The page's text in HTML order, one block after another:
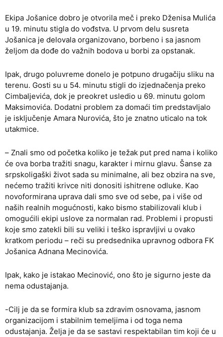
Ekipa Jošanice dobro je otvorila meč i preko Dženisa Mulića
u 19. minutu stigla do vođstva. U prvom delu susreta
Jošanica je delovala organizovano, borbeno i sa jasnom
željom da dođe do važnih bodova u borbi za opstanak.
Ipak, drugo poluvreme donelo je potpuno drugačiju sliku na
terenu. Gosti su u 54. minutu stigli do izjednačenja preko
Cimbaljevića, dok je preokret usledio u 69. minutu golom
Maksimovića. Dodatni problem za domaći tim predstavljalo
je isključenje Amara Nurovića, što je znatno uticalo na tok
utakmice.
– Znali smo od početka koliko je težak put pred nama i koliko
će ova borba tražiti snagu, karakter i mirnu glavu. Šanse za
srpskoligaški život sada su minimalne, ali bez obzira na sve,
nećemo tražiti krivce niti donositi ishitrene odluke. Kao
novoformirana uprava dali smo sve od sebe, pa i više od
naših realnih mogućnosti, kako bismo stabilizovali klub i
omogućili ekipi uslove za normalan rad. Problemi i propusti
koje smo zatekli bili su veliki i teško ispravljivi u ovako
kratkom periodu – reči su predsednika upravnog odbora FK
Jošanica Adnana Mecinovića.
Ipak, kako je istakao Mecinović, ono što je sigurno jeste da
nema odustajanja.
-Cilj je da se formira klub sa zdravim osnovama, jasnom
organizacijom i stabilnim temeljima i od toga nema
odustajanja. Želja je da se sastavi respektabilan tim koji će u